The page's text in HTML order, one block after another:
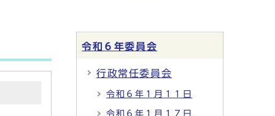
令和６年委員会
行政常任委員会
令和６年１月１１日
令和６年１月１７日